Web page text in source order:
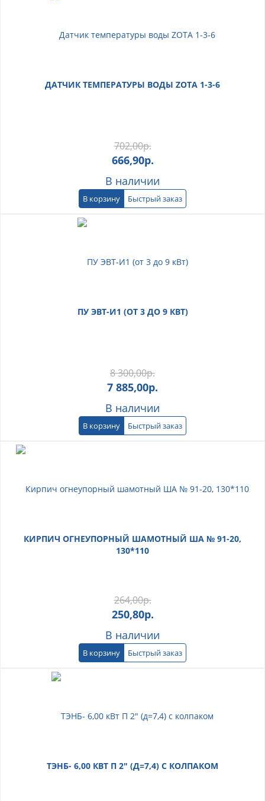
ДАТЧИК ТЕМПЕРАТУРЫ ВОДЫ ZOTA 1-3-6
702,00р.
666,90р.
В наличии
В корзину Быстрый заказ
ПУ ЭВТ-И1 (ОТ 3 ДО 9 КВТ)
8 300,00р.
7 885,00р.
В наличии
В корзину Быстрый заказ
КИРПИЧ ОГНЕУПОРНЫЙ ШАМОТНЫЙ ША № 91-20,
130*110
264,00р.
250,80р.
В наличии
В корзину Быстрый заказ
ТЭНБ- 6,00 КВТ П 2" (Д=7,4) С КОЛПАКОМ